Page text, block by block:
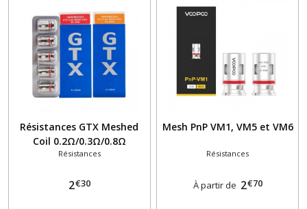
Résistances GTX Meshed
Coil 0.2Ω/0.3Ω/0.8Ω
Résistances
2€30
Mesh PnP VM1, VM5 et VM6
Résistances
À partir de 2€70